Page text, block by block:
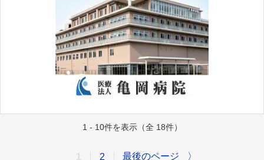
1 - 10件を表示（全 18件）
2 最後のページ 〉